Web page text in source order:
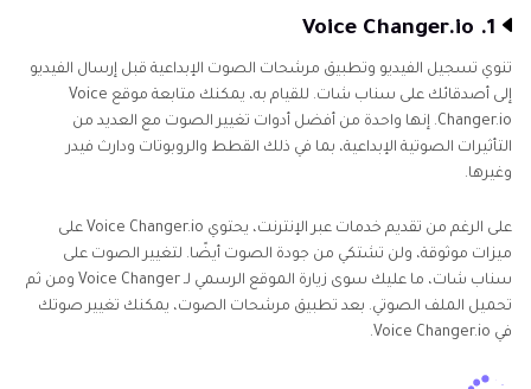
1. Voice Changer.io
تنوي تسجيل الفيديو وتطبيق مرشحات الصوت الإبداعية قبل إرسال الفيديو
إلى أصدقائك على سناب شات. للقيام به، يمكنك متابعة موقع Voice
Changer.io. إنها واحدة من أفضل أدوات تغيير الصوت مع العديد من
التأثيرات الصوتية الإبداعية، بما في ذلك القطط والروبوتات ودارث فيدر
وغيرها.
على الرغم من تقديم خدمات عبر الإنترنت، يحتوي Voice Changer.io على
ميزات موثوقة، ولن تشتكي من جودة الصوت أيضًا. لتغيير الصوت على
سناب شات، ما عليك سوى زيارة الموقع الرسمي لـ Voice Changer ومن ثم
تحميل الملف الصوتي. بعد تطبيق مرشحات الصوت، يمكنك تغيير صوتك
في Voice Changer.io.